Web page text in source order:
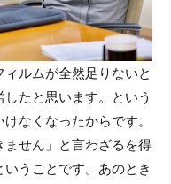
ルムが全然足りないと
たと思います。という
なくなったからです。
ません」と言わざるを得
うことです。あのとき